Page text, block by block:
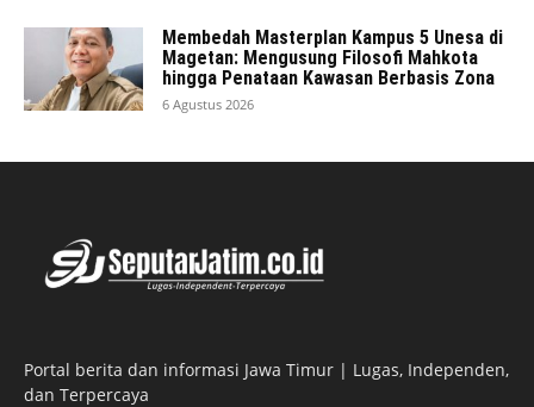
Membedah Masterplan Kampus 5 Unesa di
Magetan: Mengusung Filosofi Mahkota
hingga Penataan Kawasan Berbasis Zona
6 Agustus 2026
Portal berita dan informasi Jawa Timur | Lugas, Independen,
dan Terpercaya